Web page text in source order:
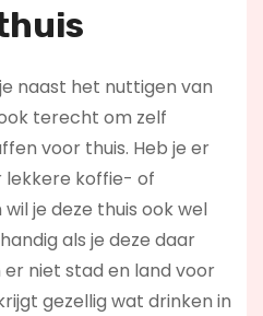
naast het nuttigen van
terecht om zelf
voor thuis. Heb je er
lekkere koffie- of
je deze thuis ook wel
als je deze daar
niet stad en land voor
gezellig wat drinken in